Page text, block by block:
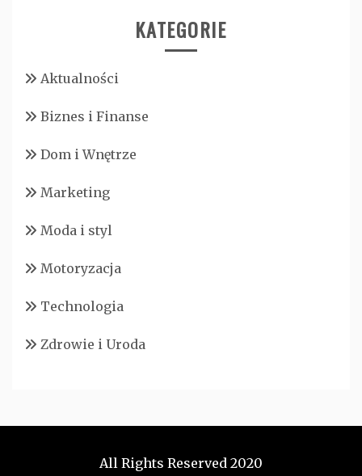
KATEGORIE
Aktualności
Biznes i Finanse
Dom i Wnętrze
Marketing
Moda i styl
Motoryzacja
Technologia
Zdrowie i Uroda
All Rights Reserved 2020